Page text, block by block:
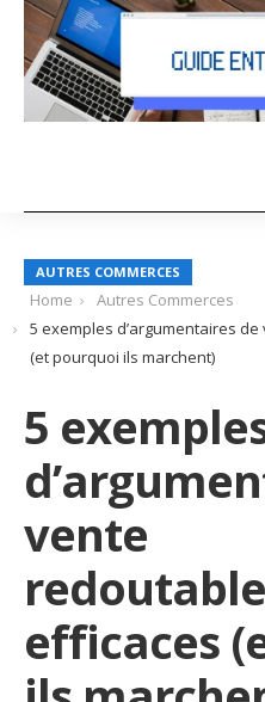
AUTRES COMMERCES
Home
Autres Commerces
5 exemples d’argumentaires
(et pourquoi ils marchent)
5
vente
efficaces